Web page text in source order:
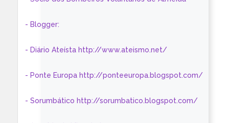
- Blogger:
- Diário Ateísta http://www.ateismo.net/
- Ponte Europa http://ponteeuropa.blogspot.com/
- Sorumbático http://sorumbatico.blogspot.com/